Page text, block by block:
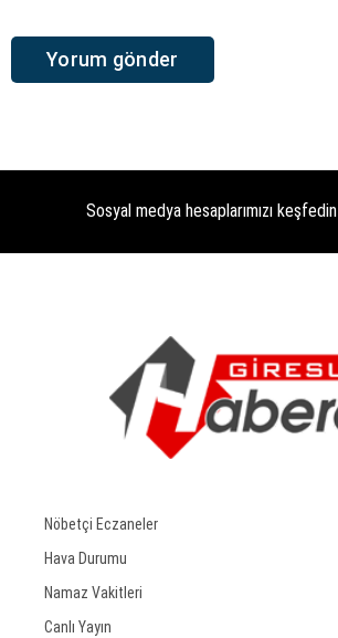
Sosyal medya hesaplarımızı keşfedin
Nöbetçi Eczaneler
Hava Durumu
Namaz Vakitleri
Canlı Yayın